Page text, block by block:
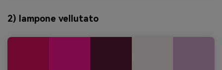
2) lampone vellutato